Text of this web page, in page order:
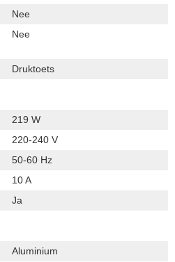
Nee
Nee
Druktoets
219 W
220-240 V
50-60 Hz
10 A
Ja
Aluminium